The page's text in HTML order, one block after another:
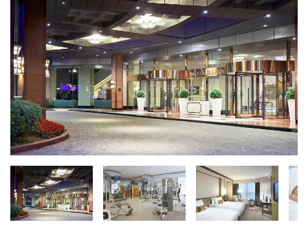
最
的
合
作
夥
伴！
越
南
旅
行
社